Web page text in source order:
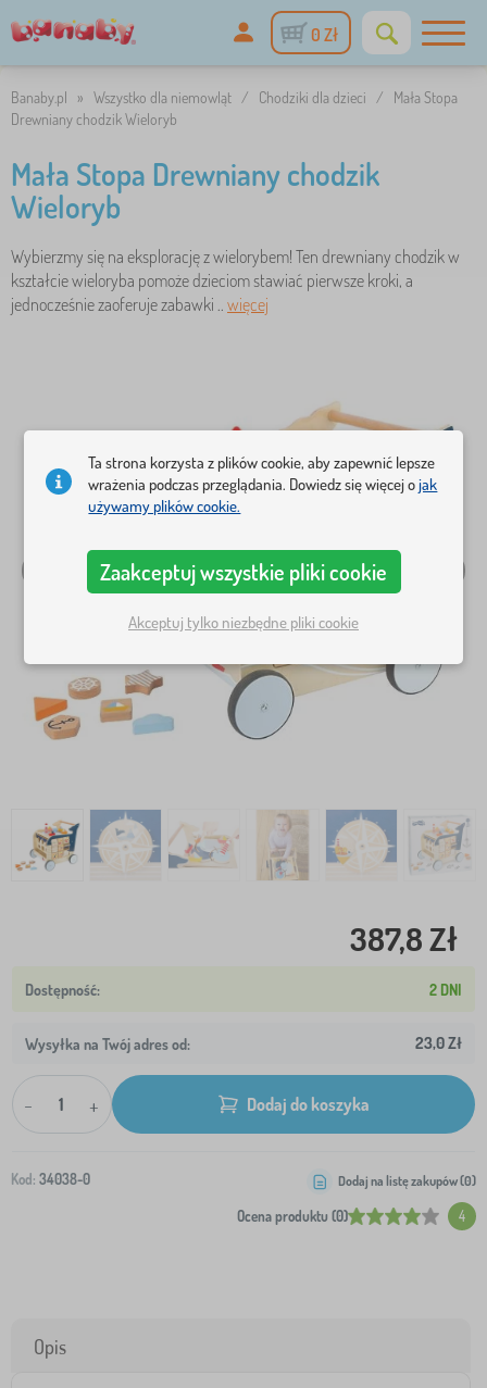
0 Zł
Banaby.pl » Wszystko dla niemowląt / Chodziki dla dzieci /
Mała Stopa
Drewniany chodzik Wieloryb
Mała Stopa Drewniany chodzik
Wieloryb
Wybierzmy się na eksplorację z wielorybem! Ten drewniany chodzik w
kształcie wieloryba pomoże dzieciom stawiać pierwsze kroki, a
jednocześnie zaoferuje zabawki .. więcej
387,8 Zł
2 DNI
Wysyłka na Twój adres od: 23,0 Zł
- + Dodaj do koszyka
Kod: 34038-0
Ocena produktu (0) 4
Dodaj na listę zakupów (0)
Opis
Ta strona korzysta z plików cookie, aby zapewnić lepsze
wrażenia podczas przeglądania. Dowiedz się więcej ojak
używamy plików cookie.
Zaakceptuj wszystkie pliki cookie
Akceptuj tylko niezbędne pliki cookie